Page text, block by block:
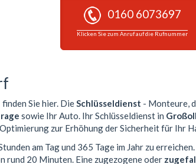
0160 6073697
Klicken Sie zum Anruf auf die Rufnummer
finden Sie hier. DieSchlüsseldienst - Monteure,
sowie Ihr Auto. Ihr Schlüsseldienst in
zur Erhöhung der Sicherheit für Ihr
am Tag und 365 Tage im Jahr zu
rund 20 Minuten. Eine zugezogene oder